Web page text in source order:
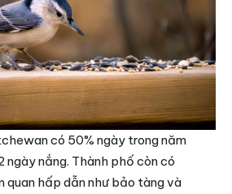
có 50% ngày trong năm
ngày nắng. Thành phố còn có
quan hấp dẫn như bảo tàng và